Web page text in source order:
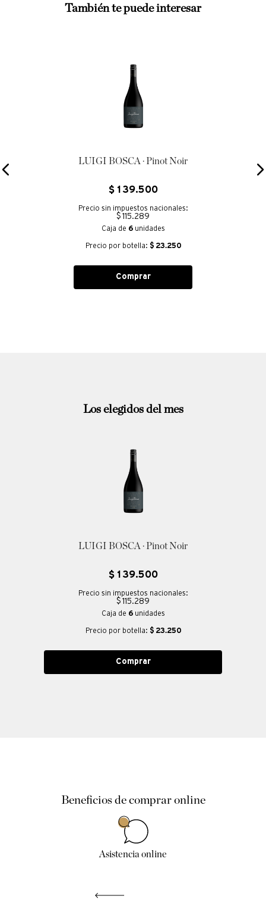
También te puede interesar
LUIGI BOSCA · Pinot Noir
$ 139.500
Precio sin impuestos nacionales:
$ 115.289
Caja de 6 unidades
Precio por botella: $ 23.250
Comprar
Los elegidos del mes
LUIGI BOSCA · Pinot Noir
$ 139.500
Precio sin impuestos nacionales:
$ 115.289
Caja de 6 unidades
Precio por botella: $ 23.250
Comprar
Beneficios de comprar online
Asistencia online